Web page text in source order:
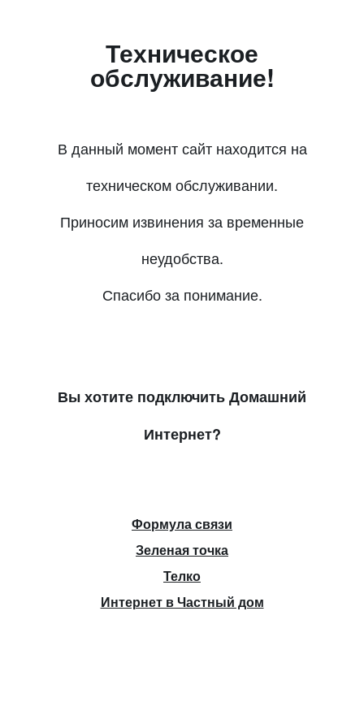
Техническое
обслуживание!
В данный момент сайт находится на
техническом обслуживании.
Приносим извинения за временные
неудобства.
Спасибо за понимание.
Вы хотите подключить Домашний
Интернет?
Формула связи
Зеленая точка
Телко
Интернет в Частный дом